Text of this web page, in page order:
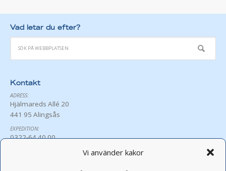
Vi använder kakor
Vad letar du efter?
Kontakt
ADRESS:
Hjälmareds Allé 20
441 95 Alingsås
EXPEDITION:
0322-64 40 00